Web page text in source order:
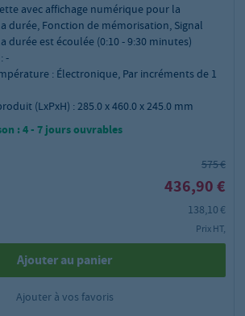
avec affichage numérique pour la
durée, Fonction de mémorisation, Signal
durée est écoulée (0:10 - 9:30 minutes)
-
: Électronique, Par incréments de 1
(LxPxH) : 285.0 x 460.0 x 245.0 mm
: 4 - 7 jours ouvrables
575 €
436,90 €
138,10 €
Prix HT,
Ajouter au panier
Ajouter à vos favoris